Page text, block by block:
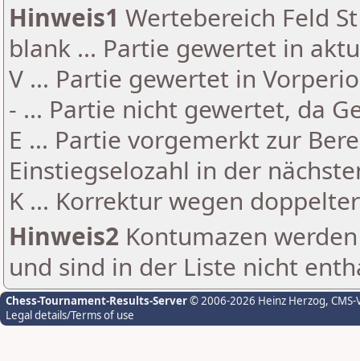
Hinweis1 Wertebereich Feld
blank ... Partie gewertet in
V ... Partie gewertet in
- ... Partie nicht gewertet, da
E ... Partie vorgemerkt zur
Einstiegselozahl in der
K ... Korrektur wegen
Hinweis2 Kontumazen
und sind in der Liste nicht
Chess-Tournament-Results-Server© 2006-2026 Heinz Herzog,
Legal details/Terms of use